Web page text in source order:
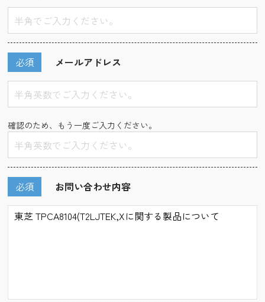
メールアドレス
必須
確認のため、もう一度ご入力ください。
お問い合わせ内容
必須